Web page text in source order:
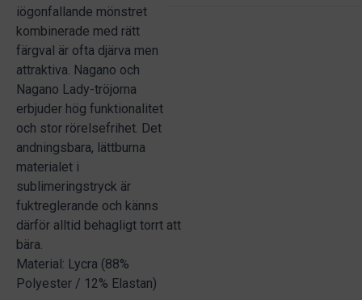
iögonfallande mönstret
kombinerade med rätt
färgval är ofta djärva men
attraktiva. Nagano och
Nagano Lady-tröjorna
erbjuder hög funktionalitet
och stor rörelsefrihet. Det
andningsbara, lättburna
materialet i
sublimeringstryck är
fuktreglerande och känns
därför alltid behagligt torrt att
bära.
Material: Lycra (88%
Polyester / 12% Elastan)